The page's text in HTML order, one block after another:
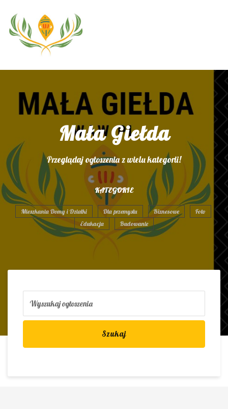
Mała Giełda
Przeglądaj ogłoszenia z wielu kategorii!
KATEGORIE
Mieszkania Domy i Działki Dla przemysłu Biznesowe
Foto
Edukacja
Budowanie
Szukaj